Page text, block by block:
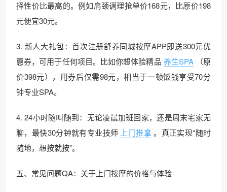
择性价比最高的。例如肩颈调理抢单价168元，比原价198
元便宜30元。
3. 新人大礼包：首次注册舒养同城按摩APP即送300元优
惠券，可用于任何项目。比如你想体验精品 养生SPA
（原
价398元），用券后仅需98元，相当于一顿饭钱享受70分
钟专业SPA。
4. 24小时随叫随到：无论凌晨加班回家，还是周末宅家无
聊，最快30分钟就有专业技师 上门推拿。真正实现“随时
随地，想按就按”。
五、常见问题QA：关于上门按摩的价格与体验